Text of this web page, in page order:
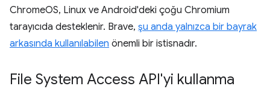
ChromeOS, Linux ve Android'deki çoğu Chromium
tarayıcıda desteklenir. Brave, şu anda yalnızca bir bayrak
arkasında kullanılabilen önemli bir istisnadır.
File System Access API'yi kullanma